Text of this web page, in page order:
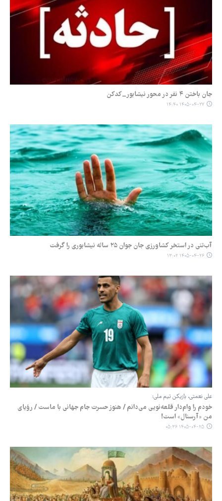
جان باختن ۴ نفر در محور نیشابور_کدکن
۱۴۰۵-۰۴-۲۷ ۱۴:۴۰
آب‌تنی در استخر کشاورزی جان جوان ۲۵ ساله نیشابوری را گرفت
۱۴۰۵-۰۴-۲۶ ۱۳:۰۲
علی نعمتی، بازیکن تیم ملی:
خودم را وام‌دار قلعه‌نویی می‌دانم / هنوز حسرت جام جهانی با ماست / رؤیای
من «آرسنال» است!
۱۴۰۵-۰۴-۲۵ ۰۵:۳۶